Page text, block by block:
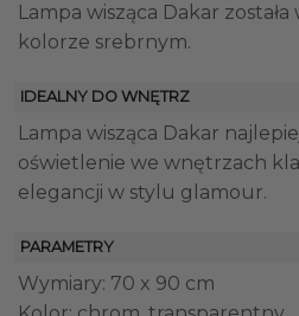
Lampa wisząca Dakar
kolorze srebrnym.
IDEALNY DO WNĘTRZ
Lampa wisząca Dakar
oświetlenie we wnętrzach
elegancji w stylu glamour.
PARAMETRY
Wymiary: 70 x 90 cm